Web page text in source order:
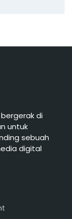
di
untuk
sebuah
digital